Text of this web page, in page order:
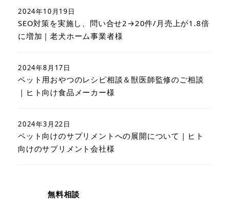
SEO対策を実施し、問い合せ2→20件/月売上が1.8倍
に増加｜老犬ホーム事業者様
2024年10月19日
ペット用おやつのレシピ相談＆獣医師監修のご相談
｜ヒト向け食品メーカー様
2024年8月17日
ペット向けのサプリメントへの展開について｜ヒト
向けのサプリメント会社様
2024年3月22日
無料相談